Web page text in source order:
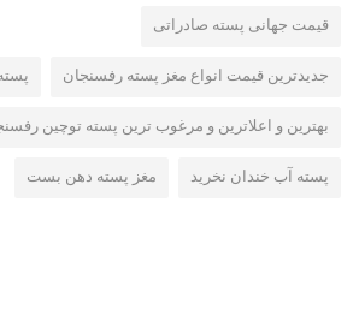
قیمت جهانی پسته صادراتی
جدیدترین قیمت انواع مغز پسته رفسنجان
بهترین و اعلاترین و مرغوب ترین پسته توچین
پسته آب خندان نخرید مغز پسته دهن بست